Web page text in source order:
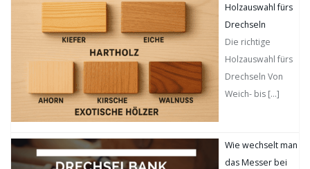
Holzauswahl fürs
Drechseln
Die richtige
Holzauswahl fürs
Drechseln Von
Weich- bis […]
Wie wechselt man
das Messer bei